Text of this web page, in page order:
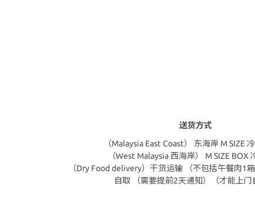
送货方式
（Malaysia East Coast） 东海岸 M SIZE
（West Malaysia 西海岸） M SIZE BOX
（Dry Food delivery）干货运输 （不包括午餐肉1
自取 （需要提前2天通知）（才能上门